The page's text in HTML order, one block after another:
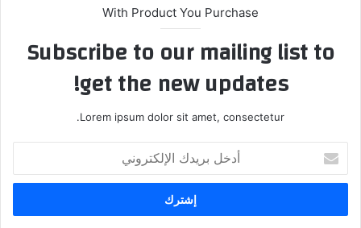
With Product You Purchase
Subscribe to our mailing list to
get the new updates!
Lorem ipsum dolor sit amet, consectetur.
بريدك
الإلكتروني